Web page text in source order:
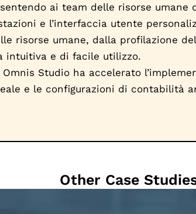
ai team delle risorse
e l’interfaccia utente
risorse umane, dalla profilazione
intuitiva e di facile utilizzo.
Studio ha accelerato
e le configurazioni di contabilità
Other Case